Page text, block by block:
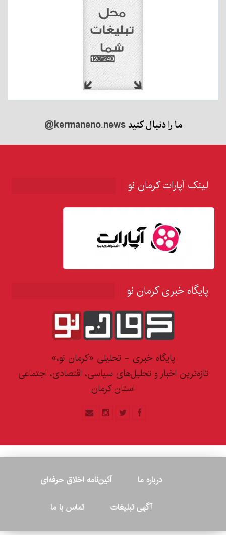
ما را دنبال کنید@kermaneno.news
لینک آپارات کرمان نو
پایگاه خبری کرمان نو
پایگاه خبری - تحلیلی «کرمان نو،»
تازه‌ترین اخبار و تحلیل‌های سیاسی، اقتصادی، اجتماعی
استان کرمان
درباره ما
آئین‌نامه اخلاق حرفه‌ای
آگهی تبلیغات
تماس با ما